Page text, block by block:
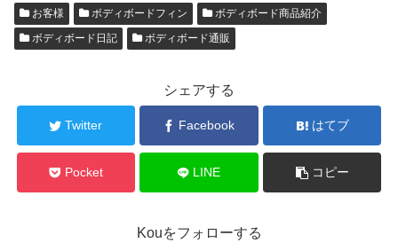
お客様 ボディボードフィン
ボディボード商品紹介
ボディボード日記
ボディボード通販
シェアする
Twitter Facebook はてブ
Pocket LINE コピー
Kouをフォローする